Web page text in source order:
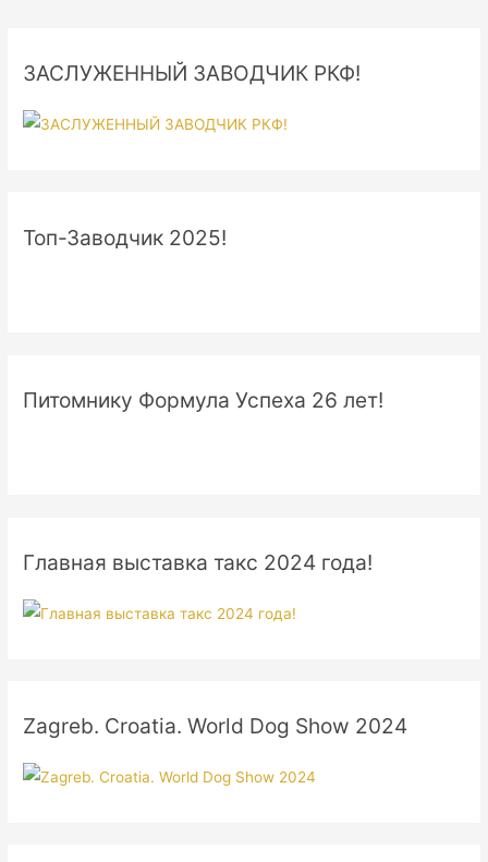
ЗАСЛУЖЕННЫЙ ЗАВОДЧИК РКФ!
Топ-Заводчик 2025!
Питомнику Формула Успеха 26 лет!
Главная выставка такс 2024 года!
Zagreb. Croatia. World Dog Show 2024